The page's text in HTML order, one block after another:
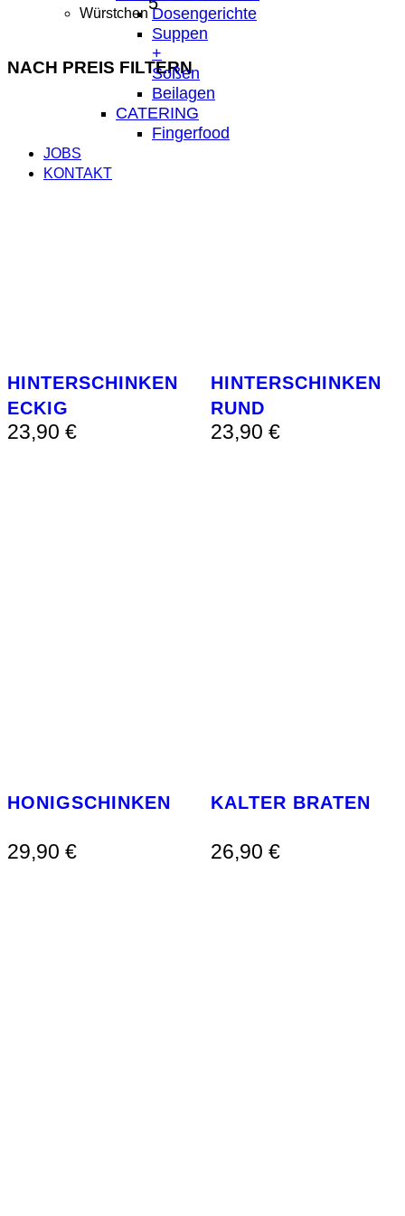
Dosengerichte
Suppen
+
Soßen
Beilagen
CATERING
Fingerfood
JOBS
KONTAKT
Würstchen
Produkte
NACH PREIS FILTERN
HINTERSCHINKEN
ECKIG
23,90 €
HINTERSCHINKEN
RUND
23,90 €
HONIGSCHINKEN
29,90 €
KALTER BRATEN
26,90 €